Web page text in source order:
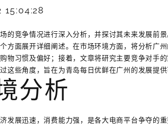
的竞争情况进行深入分析，并探讨其未来发展前景
方面展开详细阐述。在市场环境方面，将分析广
物习惯及偏好；接着，文章将研究主要竞争对手
这些角度，旨在为青岛每日优鲜在广州的发展提供
分析
发展迅速，消费能力强，是各大电商平台争夺的